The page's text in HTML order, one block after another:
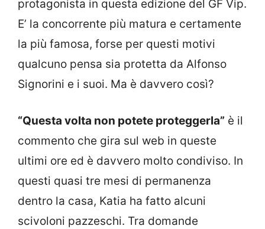
protagonista in questa edizione del GF Vip.
E’ la concorrente più matura e certamente
la più famosa, forse per questi motivi
qualcuno pensa sia protetta da Alfonso
Signorini e i suoi. Ma è davvero così?
“Questa volta non potete proteggerla” è il
commento che gira sul web in queste
ultimi ore ed è davvero molto condiviso. In
questi quasi tre mesi di permanenza
dentro la casa, Katia ha fatto alcuni
scivoloni pazzeschi. Tra domande